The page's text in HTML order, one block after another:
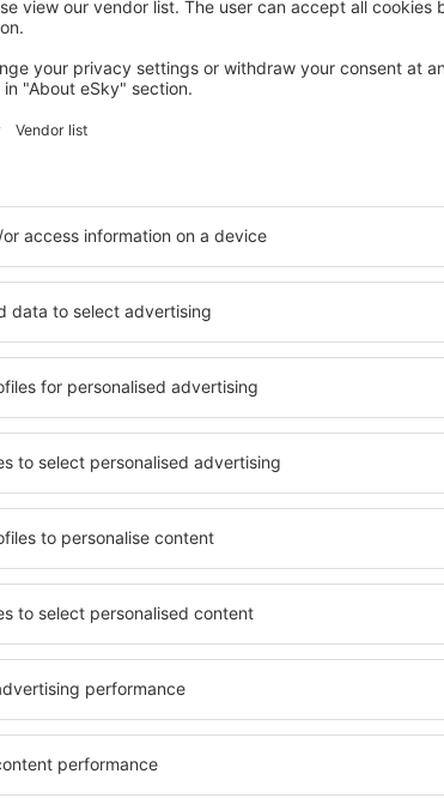
ARZACHENA
Romazzino, A Belmond Hotel, Costa
Smeralda
Arzachena, 14 august 2026, 2 nopți
Vedeți mai multe hoteluri în Porto Cervo
Porto Cervo, astfel
nevoilor sale.
ȋnalte sau preferați
nostru puteți
orice buget! Selectați
metodele de plată
Cervo sunt situate atât
și puțin mai departe
o vacanță lungă
doriţi să vizitaţi şi
Porto
O varietate de
elementele cheie
bune hoteluri din
pentru servicii și
cazare cu
apropiere de
folosi parcarea
care să
cu standarde
precum spa și